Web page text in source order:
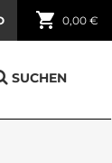
shopping_cart 0,00 €
FUNDGRUBE
SUCHEN